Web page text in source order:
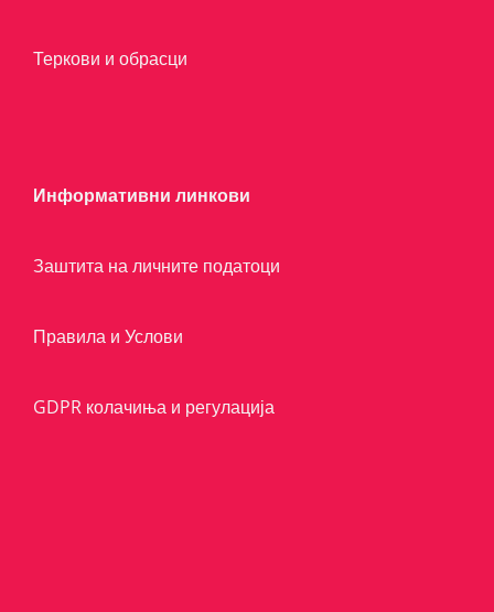
Теркови и обрасци
Информативни линкови
Заштита на личните податоци
Правила и Услови
GDPR колачиња и регулација